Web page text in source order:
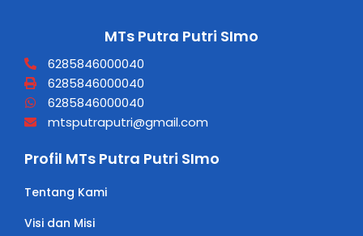
MTs Putra Putri SImo
6285846000040
6285846000040
6285846000040
mtsputraputri@gmail.com
Profil MTs Putra Putri SImo
Tentang Kami
Visi dan Misi